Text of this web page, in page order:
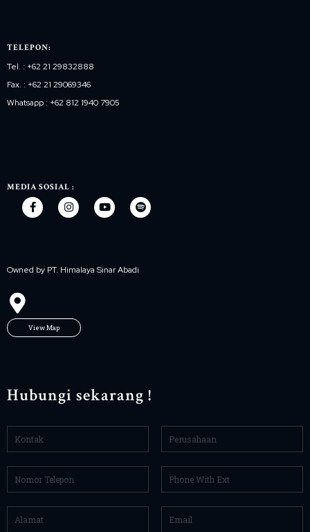
TELEPON:
Tel. : +62 21 29832888
Fax. : +62 21 29069346
Whatsapp : +62 812 1940 7905
MEDIA SOSIAL :
Owned by PT. Himalaya Sinar Abadi
View Map
Hubungi sekarang !